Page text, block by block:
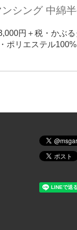
ンシング 中綿
円＋税・かぶ
ポリエステル100%